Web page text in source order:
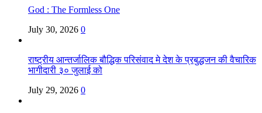
God : The Formless One
July 30, 2026 0
राष्ट्रीय आन्तर्जालिक बौद्धिक परिसंवाद मे देश के प्रबुद्धजन की वैचारिक
भागीदारी ३० जुलाई को
July 29, 2026 0